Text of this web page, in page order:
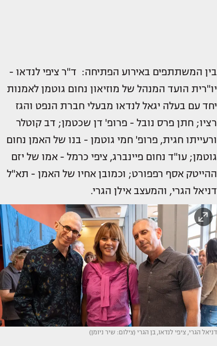
בין המשתתפים באירוע הפתיחה: ד"ר ציפי לנדאו -
יו"רית הועד המנהל של מוזיאון נחום גוטמן לאמנות
יחד עם בעלה יגאל לנדאו מבעלי חברת הנפט והגז
רציו; חתן פרס נובל - פרופ' דן שכטמן; דב קוטלר
ורעייתו חגית, פרופ' חמי גוטמן - בנו של האמן נחום
גוטמן; עו"ד נחום פיינברג, ציפי כרמל - אמו של יזם
ההייטק אסף רפפורט; וכמובן אחיו של האמן - תא"ל
דניאל הגרי, והמעצב אילן הגרי.
דניאל הגרי, ציפי לנדאו, בן הגרי (צילום: שיר ניומן)